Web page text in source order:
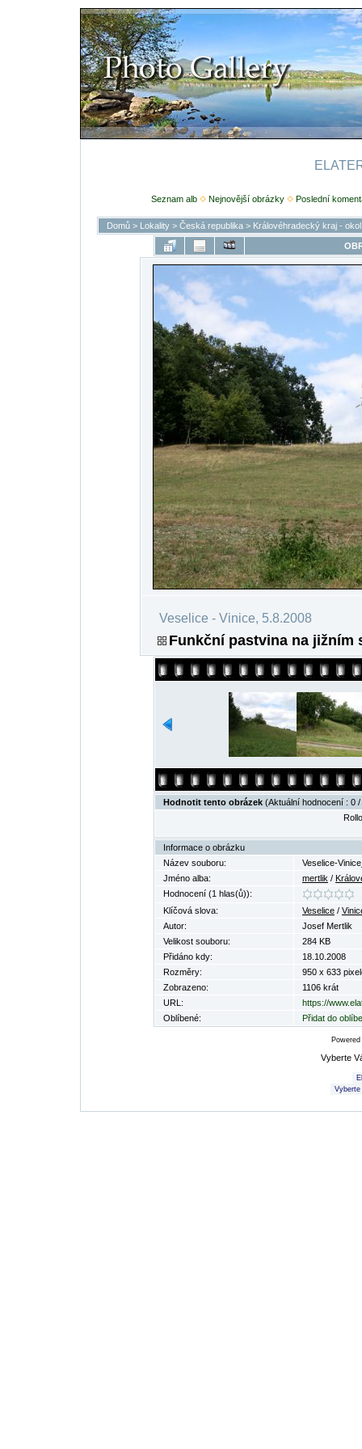
Seznam alb Nejnovější obrázky Poslední
Domů> Lokality> Česká republika> Královéhradecký kraj -
Veselice - Vinice, 5.8.2008
Funkční pastvina na jižním
Hodnotit tento obrázek (Aktuální hodnocení : 0
Informace o obrázku
Název souboru:
Veselice-
Jméno alba:
mertlik /
Hodnocení (1 hlas(ů)):
Klíčová slova:
Veselice /
Autor:
Josef Mertlik
Velikost souboru:
284 KB
Přidáno kdy:
18.10.2008
Rozměry:
950 x 633
Zobrazeno:
1106 krát
URL:
https://
Oblíbené:
Přidat do
Vyberte